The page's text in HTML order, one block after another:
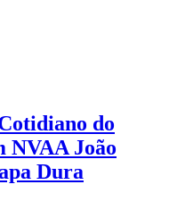
do
NVAA João
Dura